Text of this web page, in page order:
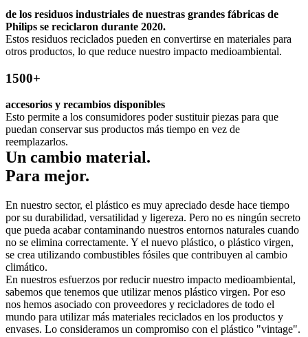
de los residuos industriales de nuestras grandes fábricas de
Philips se reciclaron durante 2020.
Estos residuos reciclados pueden en convertirse en materiales para
otros productos, lo que reduce nuestro impacto medioambiental.
1500+
accesorios y recambios disponibles
Esto permite a los consumidores poder sustituir piezas para que
puedan conservar sus productos más tiempo en vez de
reemplazarlos.
Un cambio material.
Para mejor.
En nuestro sector, el plástico es muy apreciado desde hace tiempo
por su durabilidad, versatilidad y ligereza. Pero no es ningún secreto
que pueda acabar contaminando nuestros entornos naturales cuando
no se elimina correctamente. Y el nuevo plástico, o plástico virgen,
se crea utilizando combustibles fósiles que contribuyen al cambio
climático.
En nuestros esfuerzos por reducir nuestro impacto medioambiental,
sabemos que tenemos que utilizar menos plástico virgen. Por eso
nos hemos asociado con proveedores y recicladores de todo el
mundo para utilizar más materiales reciclados en los productos y
envases. Lo consideramos un compromiso con el plástico "vintage".